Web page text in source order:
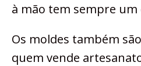
à mão tem sempre
Os moldes também
quem vende